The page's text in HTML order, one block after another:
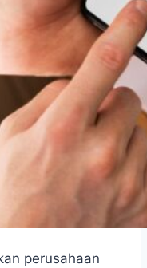
perusahaan